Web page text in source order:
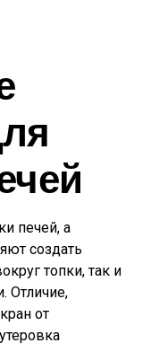
печей, а
создать
топки, так и
Отличие,
от